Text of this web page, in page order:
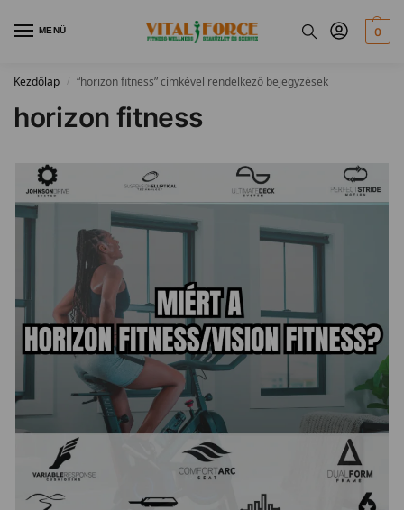
MENÜ 0
Kezdőlap / “horizon fitness” címkével rendelkező bejegyzések
horizon fitness